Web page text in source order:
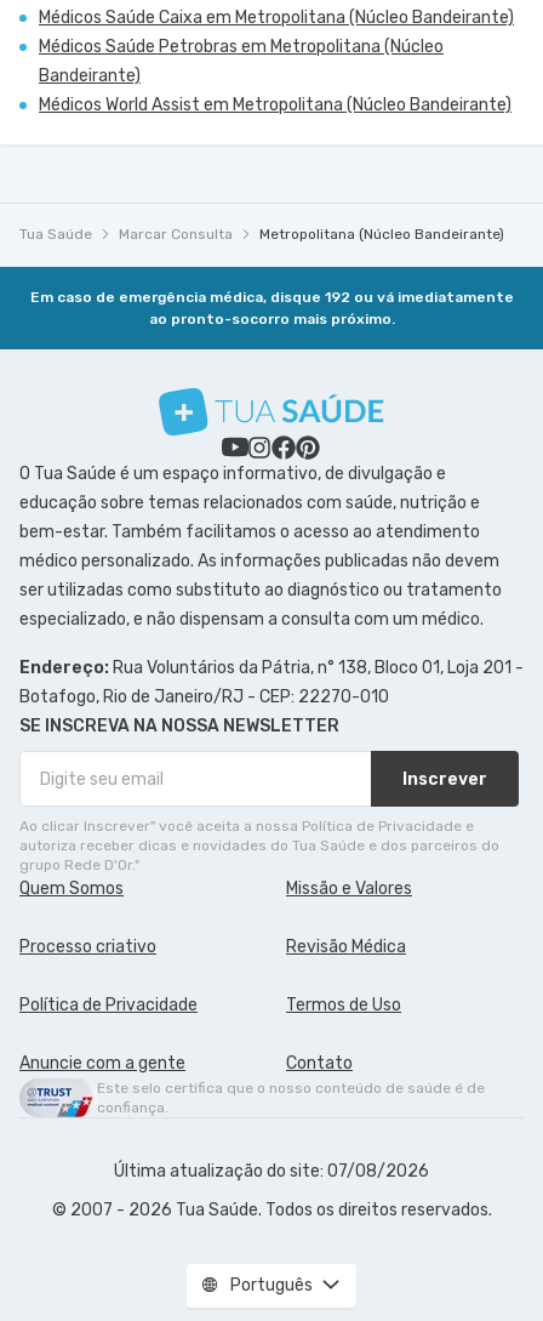
Médicos Saúde Caixa em Metropolitana (Núcleo Bandeirante)
Médicos Saúde Petrobras em Metropolitana (Núcleo
Bandeirante)
Médicos World Assist em Metropolitana (Núcleo Bandeirante)
Tua Saúde Marcar Consulta Metropolitana (Núcleo Bandeirante)
Em caso de emergência médica, disque 192 ou vá imediatamente
ao pronto-socorro mais próximo.
O Tua Saúde é um espaço informativo, de divulgação e
educação sobre temas relacionados com saúde, nutrição e
bem-estar. Também facilitamos o acesso ao atendimento
médico personalizado. As informações publicadas não devem
ser utilizadas como substituto ao diagnóstico ou tratamento
especializado, e não dispensam a consulta com um médico.
Endereço: Rua Voluntários da Pátria, n° 138, Bloco 01, Loja 201 -
Botafogo, Rio de Janeiro/RJ - CEP: 22270-010
SE INSCREVA NA NOSSA NEWSLETTER
Inscrever
Ao clicar Inscrever" você aceita a nossa Política de Privacidade e
autoriza receber dicas e novidades do Tua Saúde e dos parceiros do
grupo Rede D'Or."
Quem Somos Missão e Valores
Processo criativo Revisão Médica
Política de Privacidade Termos de Uso
Anuncie com a gente Contato
Este selo certifica que o nosso conteúdo de saúde é de
confiança.
Última atualização do site: 07/08/2026
© 2007 - 2026 Tua Saúde. Todos os direitos reservados.
Português